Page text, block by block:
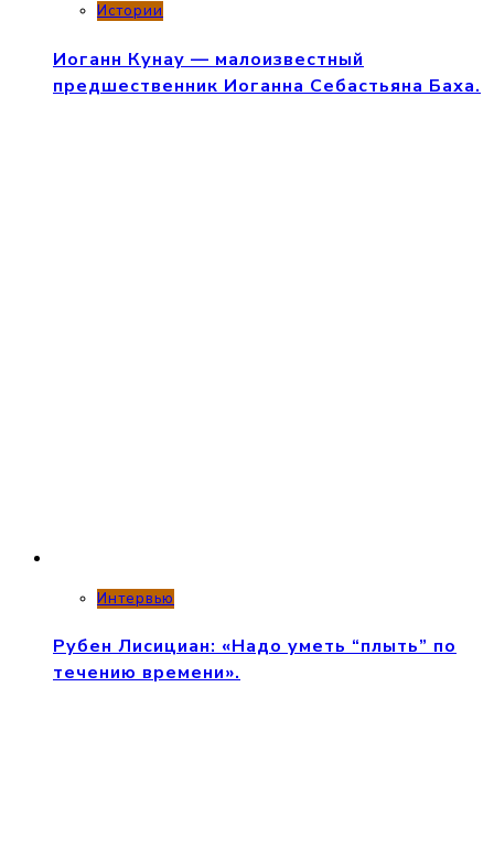
Истории
Иоганн Кунау — малоизвестный
предшественник Иоганна Себастьяна Баха.
Интервью
Рубен Лисициан: «Надо уметь “плыть” по
течению времени».